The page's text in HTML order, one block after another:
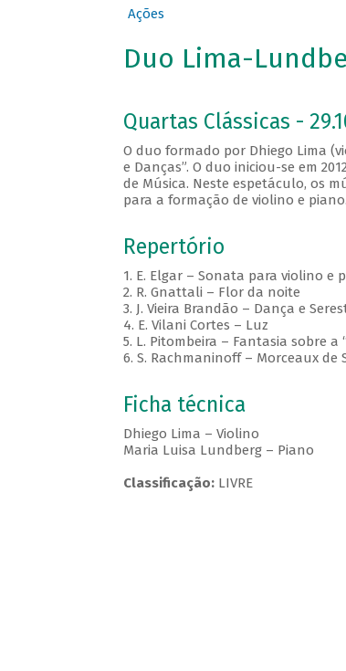
Ações
Duo Lima-
Quartas Clássicas -
O duo formado por Dhiego Lima
e Danças”. O duo iniciou-se em
de Música. Neste espetáculo, os
para a formação de violino e
Repertório
1. E. Elgar – Sonata para violino e
2. R. Gnattali – Flor da noite
3. J. Vieira Brandão – Dança e
4. E. Vilani Cortes – Luz
5. L. Pitombeira – Fantasia sobre a
6. S. Rachmaninoff – Morceaux
Ficha técnica
Dhiego Lima – Violino
Maria Luisa Lundberg – Piano
Classificação:LIVRE